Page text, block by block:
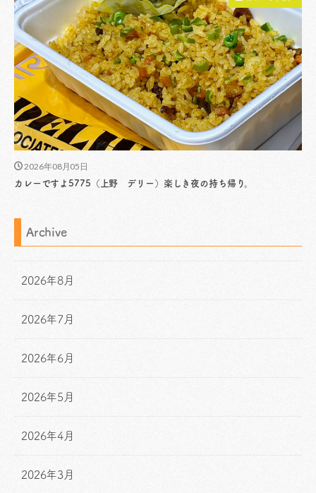
2026年08月05日
カレーですよ5775（上野 デリー）楽しき夜の持ち帰り。
Archive
2026年8月
2026年7月
2026年6月
2026年5月
2026年4月
2026年3月